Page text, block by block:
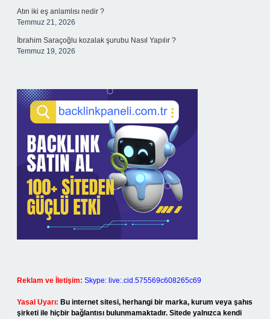
Atın iki eş anlamlısı nedir ?
Temmuz 21, 2026
İbrahim Saraçoğlu kozalak şurubu Nasıl Yapılır ?
Temmuz 19, 2026
Reklam ve İletişim: Skype: live:.cid.575569c608265c69
Yasal Uyarı: Bu internet sitesi, herhangi bir marka, kurum veya şahıs
şirketi ile hiçbir bağlantısı bulunmamaktadır. Sitede yalnızca kendi